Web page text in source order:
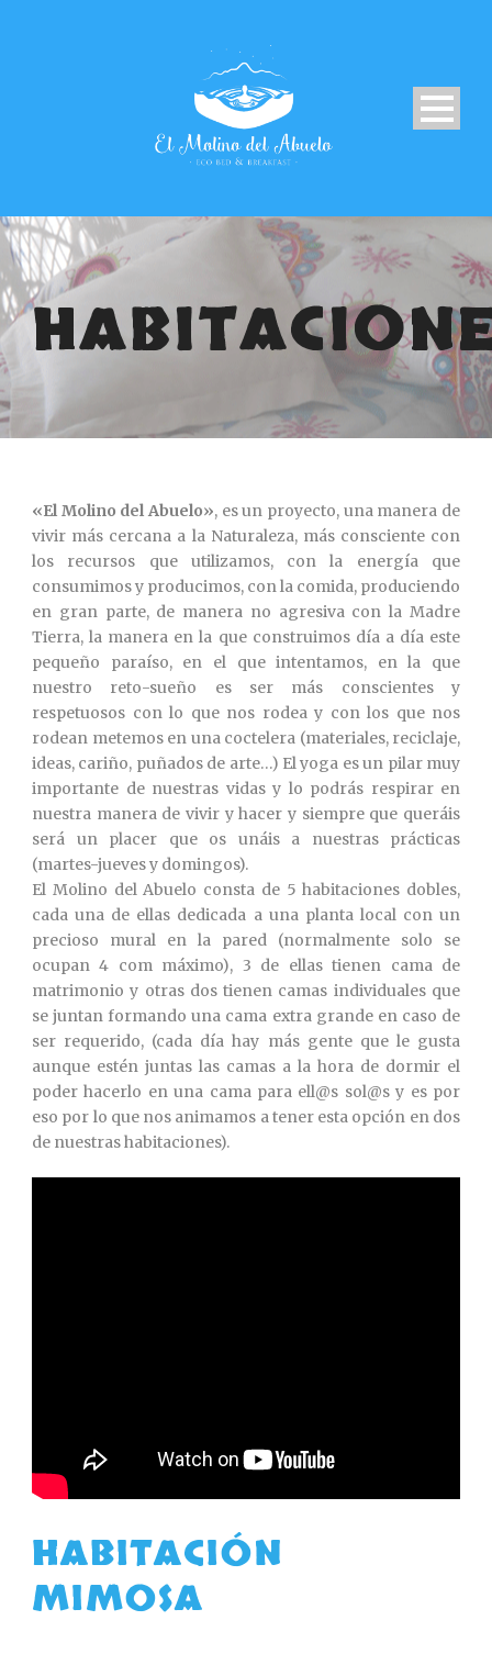
«El Molino del Abuelo», es un proyecto, una manera de
vivir más cercana a la Naturaleza, más consciente con
los recursos que utilizamos, con la energía que
consumimos y producimos, con la comida, produciendo
en gran parte, de manera no agresiva con la Madre
Tierra, la manera en la que construimos día a día este
pequeño paraíso, en el que intentamos, en la que
nuestro reto-sueño es ser más conscientes y
respetuosos con lo que nos rodea y con los que nos
rodean metemos en una coctelera (materiales, reciclaje,
ideas, cariño, puñados de arte…) El yoga es un pilar muy
importante de nuestras vidas y lo podrás respirar en
nuestra manera de vivir y hacer y siempre que queráis
será un placer que os unáis a nuestras prácticas
(martes-jueves y domingos).
El Molino del Abuelo consta de 5 habitaciones dobles,
cada una de ellas dedicada a una planta local con un
precioso mural en la pared (normalmente solo se
ocupan 4 com máximo), 3 de ellas tienen cama de
matrimonio y otras dos tienen camas individuales que
se juntan formando una cama extra grande en caso de
ser requerido, (cada día hay más gente que le gusta
aunque estén juntas las camas a la hora de dormir el
poder hacerlo en una cama para ell@s sol@s y es por
eso por lo que nos animamos a tener esta opción en dos
de nuestras habitaciones).
HABITACIÓN
MIMOSA